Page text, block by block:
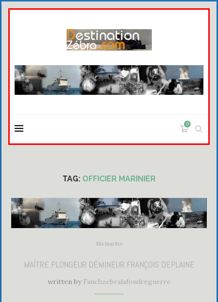
0
TAG: OFFICIER MARINIER
Ma marine
MAÎTRE PLONGEUR DÉMINEUR FRANÇOIS DEPLAINE
written by Fanchzebralafoudreguerre